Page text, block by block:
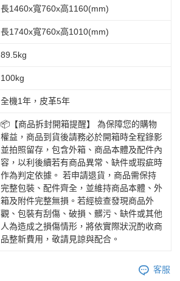
長1460x寬760x高1160(mm)
長1740x寬760x高1010(mm)
89.5kg
100kg
全機1年，皮革5年
📦【商品拆封開箱提醒】 為保障您的購物
權益，商品到貨後請務必於開箱時全程錄影
並拍照留存，包含外箱、商品本體及配件內
容，以利後續若有商品異常、缺件或瑕疵時
作為判定依據。 若申請退貨，商品需保持
完整包裝、配件齊全，並維持商品本體、外
箱及附件完整無損。若經檢查發現商品外
觀、包裝有刮傷、破損、髒污、缺件或其他
人為造成之損傷情形，將依實際狀況酌收商
品整新費用，敬請見諒與配合。
客服